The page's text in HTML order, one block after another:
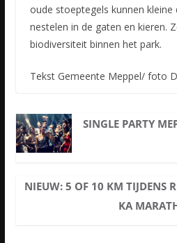
oude stoeptegels kunnen kleine
nestelen in de gaten en kieren.
biodiversiteit binnen het park.
Tekst Gemeente Meppel/ foto
SINGLE PARTY
NIEUW: 5 OF 10 KM TIJDENS
KA